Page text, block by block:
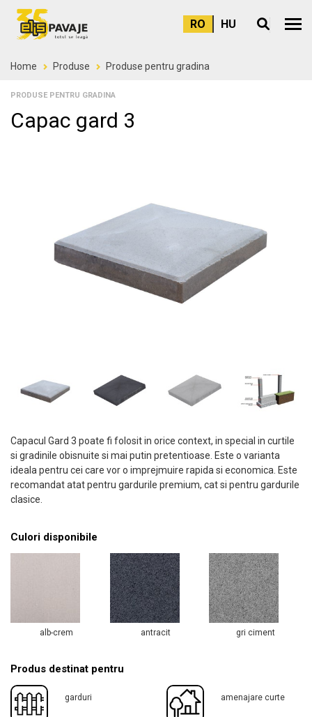
RO HU Meniu
Home Produse Produse pentru gradina
PRODUSE PENTRU GRADINA
Capac gard 3
Capacul Gard 3 poate fi folosit in orice context, in special in curtile
si gradinile obisnuite si mai putin pretentioase. Este o varianta
ideala pentru cei care vor o imprejmuire rapida si economica. Este
recomandat atat pentru gardurile premium, cat si pentru gardurile
clasice.
Culori disponibile
alb-crem antracit gri ciment
Produs destinat pentru
garduri amenajare curte